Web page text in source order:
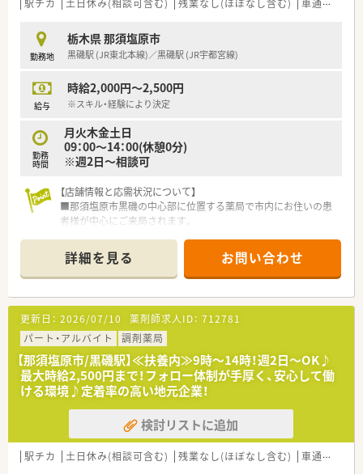
できる方を歓迎いたします。
【想定される業務内容】
く携わることが可能です。
■OTC医薬品の販売や健康相談も実施しており、薬剤師としての
■患者様への服薬指導や薬歴管理など、基本的な業務を丁寧に行
っていただける方を望みます。
■薬剤師と事務が協力し合う体制が整っており、コミュニケーシ
ョンが活発で明るい職場です。
■店舗内は整理整頓が徹底されており、ゆとりを持って調剤業務
■社長自ら現場をサポートすることもあり、経営陣との距離が近
く相談しやすい風土です。
駅チカ 土日休み(相談可含む) 残業なし(ほぼなし含む) 車通勤可
勤務地
栃木県 那須塩原市
黒磯駅 (JR東北本線)／黒磯駅 (JR宇都宮線)
給与
時給2,000円～2,500円
※スキル・経験により決定
勤務
時間
月火木金土日
09：00～14：00(休憩0分)
※週2日～相談可
【店舗情報と応需状況について】
■那須塩原市黒磯の中心部に位置する薬局で市内にお住いの患
者様が中心にご来局されます。
しております。薬剤師5名、事務3名体制で業務を行っておりま
す。
■日曜も営業しており地域の皆様のニーズへ広く対応できるよ
うに運営しております。
【法人特徴について】
■1997年設立の栃木県那須塩原市にに4店舗展開している薬局
です。
■健康相談から在宅医療まで患者様の要望に対応できる運営体
制です。
■小規模運営ならではの風通しのよさがあり、産・育休取得者の
復帰率も高く、働きやすい環境がございます。
■福利厚生も充実！社員旅行や宿泊施設との提携、お薬代負担
等、社員に優しい環境です。
■未経験・ブランクのある方でも安心のサポート体制有り。お気
詳細を見る お問い合わせ
更新日： 2026/07/10 薬剤師求人ID： 712781
パート・アルバイト
調剤薬局
【那須塩原市/黒磯駅】≪扶養内≫9時～14時！週2日～OK♪
最大時給2,500円まで！フォロー体制が手厚く、安心して働
ける環境♪定着率の高い地元企業！
検討リストに追加
駅チカ 土日休み(相談可含む) 残業なし(ほぼなし含む) 車通勤可